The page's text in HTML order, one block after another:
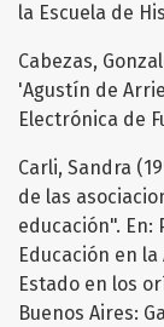
la Escuela de
Cabezas,
'Agustín de
Electrónica de
Carli, Sandra
de las
educación". En:
Educación en
Estado en los
Buenos Aires: